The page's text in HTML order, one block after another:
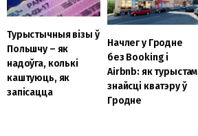
Турыстычныя візы ў
Польшчу – як
надоўга, колькі
каштуюць, як
запісацца
Начлег у Гродне
без Booking і
Airbnb: як турыстам
знайсці кватэру ў
Гродне